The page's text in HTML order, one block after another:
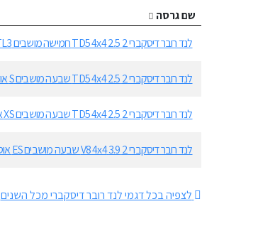
שם גרסה
לנד רובר דיסקברי 2 2.5 TD5 4x4 חמישה מושבים TL3 אוטומט
לנד רובר דיסקברי 2 2.5 TD5 4x4 שבעה מושבים S אוטומט
לנד רובר דיסקברי 2 2.5 TD5 4x4 שבעה מושבים XS אוטומט
לנד רובר דיסקברי 2 3.9 V8 4x4 שבעה מושבים ES אוטומט
לצפיה בכל דגמי לנד רובר דיסקברי מכל השנים